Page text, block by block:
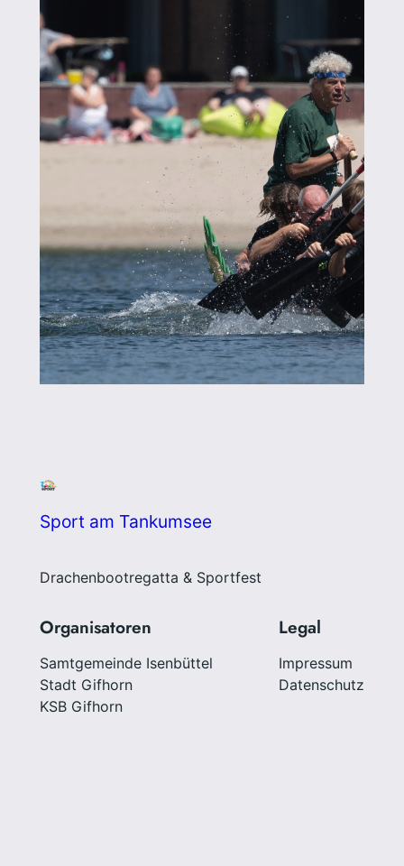
Sport am Tankumsee
Drachenbootregatta & Sportfest
Organisatoren
Samtgemeinde Isenbüttel
Stadt Gifhorn
KSB Gifhorn
Legal
Impressum
Datenschutz